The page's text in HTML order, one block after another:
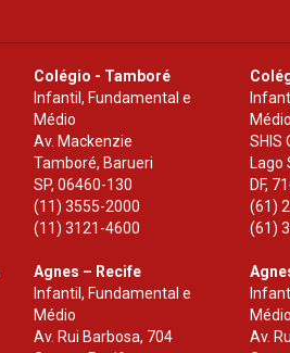
Colégio - Tamboré
Infantil, Fundamental e
Médio
Av. Mackenzie
Tamboré, Barueri
SP,06460-130
(11) 3555-2000
(11) 3121-4600
Médio
SHIS
Lago
DF,
(61)
(61)
Agnes – Recife
Infantil, Fundamental e
Médio
Av. Rui Barbosa, 704
Médio
Av.